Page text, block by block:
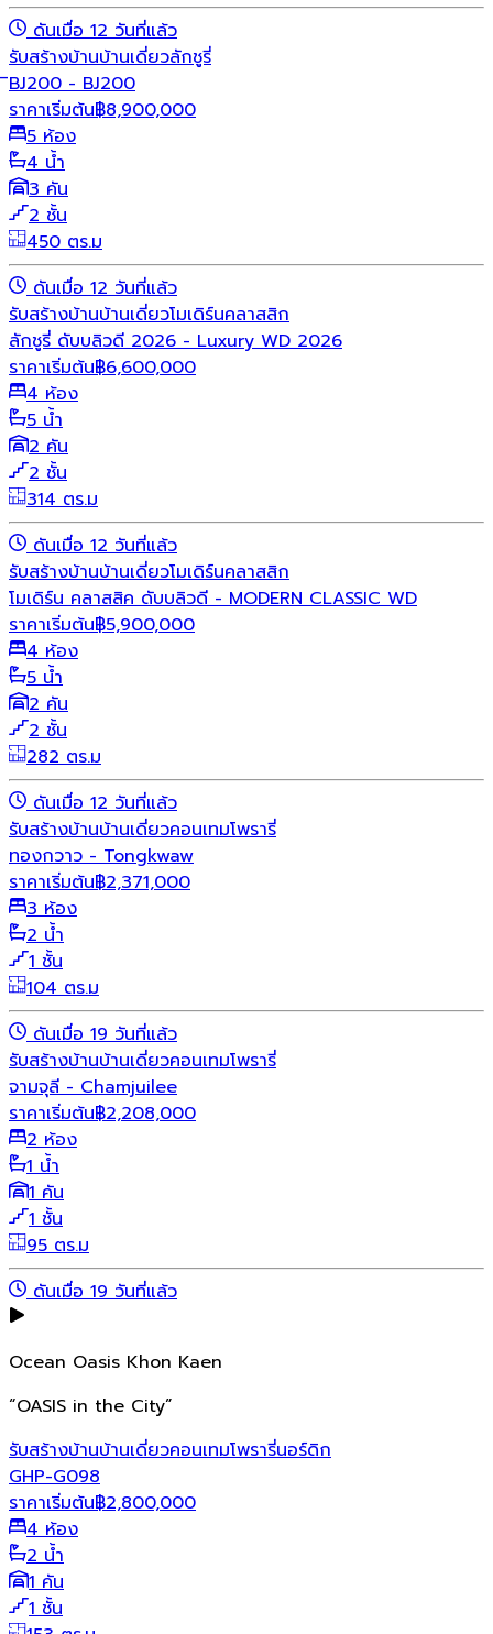
ดันเมื่อ 12 วันที่แล้ว
รับสร้างบ้านบ้านเดี่ยวลักชูรี่
ิBJ200 - BJ200
ราคาเริ่มต้น฿8,900,000
5 ห้อง
4 น้ำ
3 คัน
2 ชั้น
450 ตร.ม
ดันเมื่อ 12 วันที่แล้ว
รับสร้างบ้านบ้านเดี่ยวโมเดิร์นคลาสสิก
ลักชูรี่ ดับบลิวดี 2026 - Luxury WD 2026
ราคาเริ่มต้น฿6,600,000
4 ห้อง
5 น้ำ
2 คัน
2 ชั้น
314 ตร.ม
ดันเมื่อ 12 วันที่แล้ว
รับสร้างบ้านบ้านเดี่ยวโมเดิร์นคลาสสิก
โมเดิร์น คลาสสิค ดับบลิวดี - MODERN CLASSIC WD
ราคาเริ่มต้น฿5,900,000
4 ห้อง
5 น้ำ
2 คัน
2 ชั้น
282 ตร.ม
ดันเมื่อ 12 วันที่แล้ว
รับสร้างบ้านบ้านเดี่ยวคอนเทมโพรารี่
ทองกวาว - Tongkwaw
ราคาเริ่มต้น฿2,371,000
3 ห้อง
2 น้ำ
1 ชั้น
104 ตร.ม
ดันเมื่อ 19 วันที่แล้ว
รับสร้างบ้านบ้านเดี่ยวคอนเทมโพรารี่
จามจุลี - Chamjuilee
ราคาเริ่มต้น฿2,208,000
2 ห้อง
1 น้ำ
1 คัน
1 ชั้น
95 ตร.ม
ดันเมื่อ 19 วันที่แล้ว
Ocean Oasis Khon Kaen
“OASIS in the City”
รับสร้างบ้านบ้านเดี่ยวคอนเทมโพรารี่นอร์ดิก
GHP-G098
ราคาเริ่มต้น฿2,800,000
4 ห้อง
2 น้ำ
1 คัน
1 ชั้น